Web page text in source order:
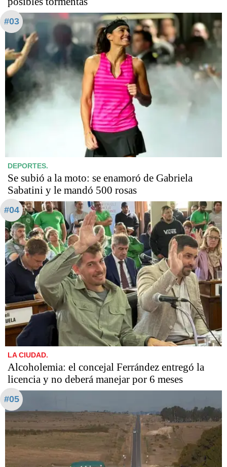
#03
DEPORTES.
Se subió a la moto: se enamoró de Gabriela
Sabatini y le mandó 500 rosas
#04
LA CIUDAD.
Alcoholemia: el concejal Ferrández entregó la
licencia y no deberá manejar por 6 meses
#05